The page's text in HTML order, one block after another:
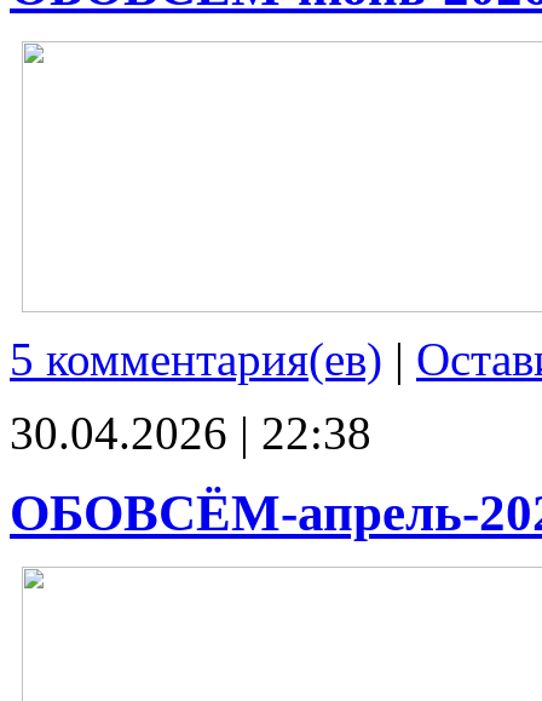
5 комментария(ев) |
30.04.2026 | 22:38
ОБОВСЁМ-апрель-